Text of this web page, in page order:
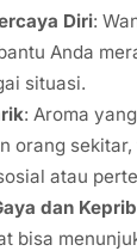
Diri:
Anda
situasi.
: Aroma
orang
atau
dan
bisa